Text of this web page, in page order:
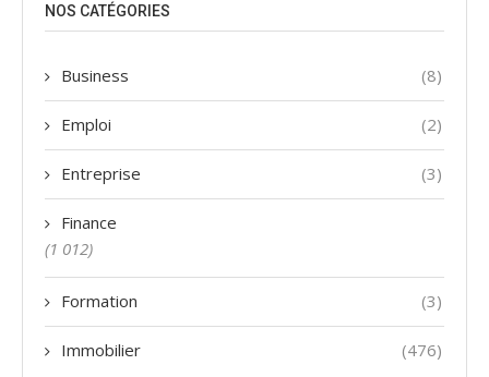
NOS CATÉGORIES
Business (8)
Emploi (2)
Entreprise (3)
Finance
(1 012)
Formation (3)
Immobilier (476)